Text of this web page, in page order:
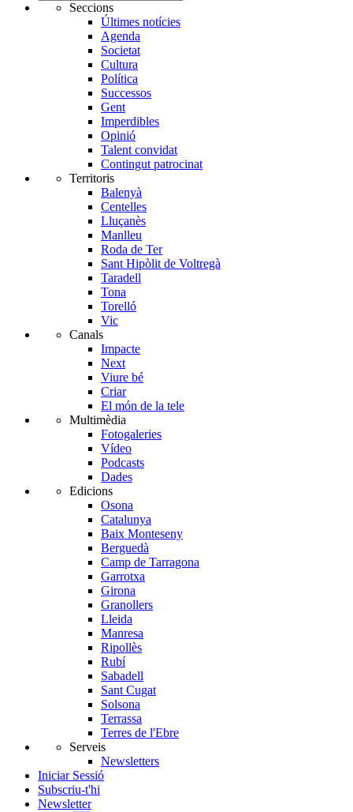
Seccions
Últimes notícies
Agenda
Societat
Cultura
Política
Successos
Gent
Imperdibles
Opinió
Talent convidat
Contingut patrocinat
Territoris
Balenyà
Centelles
Lluçanès
Manlleu
Roda de Ter
Sant Hipòlit de Voltregà
Taradell
Tona
Torelló
Vic
Canals
Impacte
Next
Viure bé
Criar
El món de la tele
Multimèdia
Fotogaleries
Vídeo
Podcasts
Dades
Edicions
Osona
Catalunya
Baix Monteseny
Berguedà
Camp de Tarragona
Garrotxa
Girona
Granollers
Lleida
Manresa
Ripollès
Rubí
Sabadell
Sant Cugat
Solsona
Terrassa
Terres de l'Ebre
Serveis
Newsletters
Iniciar Sessió
Subscriu-t'hi
Newsletter